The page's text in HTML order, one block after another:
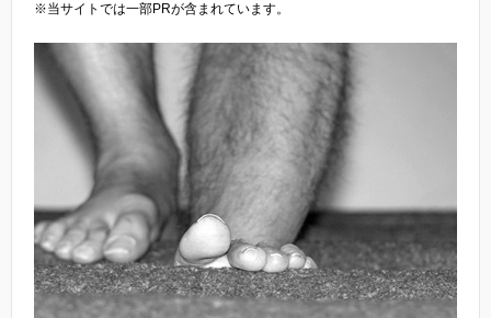
※当サイトでは一部PRが含まれています。